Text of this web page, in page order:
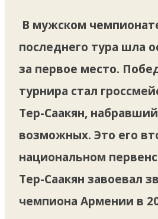
В мужском
последнего тура шла
за первое место.
турнира стал
Тер-Саакян,
возможных. Это его
национальном
Тер-Саакян завоевал
чемпиона Армении в